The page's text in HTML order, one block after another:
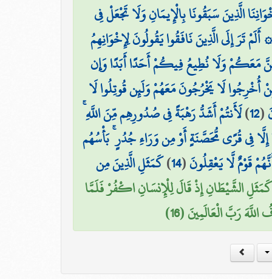
الَّذِينَ سَبَقُونَا بِالْإِيمَانِ وَلَا تَجْعَلْ فِي
۞ أَلَمْ تَرَ إِلَى الَّذِينَ نَافَقُوا يَقُولُونَ لِإِخْوَانِهِمُ
مَعَكُمْ وَلَا نُطِيعُ فِيكُمْ أَحَدًا أَبَدًا وَإِن
أُخْرِجُوا لَا يَخْرُجُونَ مَعَهُمْ وَلَئِن قُوتِلُوا لَا
(
12
)لَأَنتُمْ أَشَدُّ رَهْبَةً فِي صُدُورِهِم مِّنَ اللَّهِ ۚ
فِي قُرًى مُّحَصَّنَةٍ أَوْ مِن وَرَاءِ جُدُرٍ ۚ بَأْسُهُم
قَوْمٌ لَّا يَعْقِلُونَ(
14
)كَمَثَلِ الَّذِينَ مِن
كَمَثَلِ الشَّيْطَانِ إِذْ قَالَ لِلْإِنسَانِ اكْفُرْ فَلَمَّا
رَبَّ الْعَالَمِينَ (16)